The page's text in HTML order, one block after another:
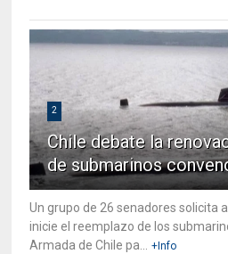
2
Chile debate la
de submarinos
Un grupo de 26 senadores solicita
inicie el reemplazo de los
Armada de Chile pa...
+Info